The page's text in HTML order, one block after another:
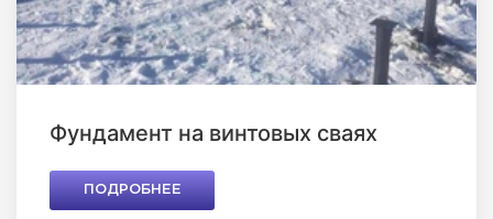
Фундамент на винтовых сваях
ПОДРОБНЕЕ